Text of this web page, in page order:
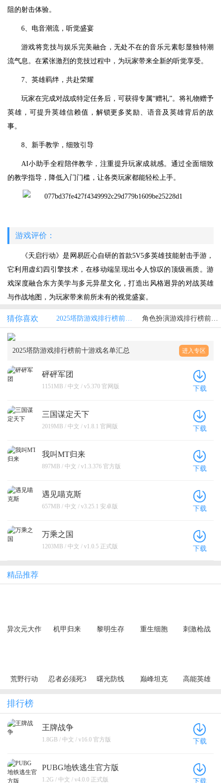
阻的射击体验。
6、电音潮流，听觉盛宴
游戏将竞技与娱乐完美融合，无处不在的音乐元素彰显独特潮
流气息。在紧张激烈的竞技过程中，为玩家带来全新的听觉享受。
7、英雄羁绊，共赴荣耀
玩家在完成对战或特定任务后，可获得专属“赠礼”。将礼物赠予
英雄，可提升英雄信赖值，解锁更多奖励、语音及英雄背后的故
事。
8、新手教学，细致引导
AI小助手全程陪伴教学，注重提升玩家成就感。通过全面细致
的教学指导，降低入门门槛，让各类玩家都能轻松上手。
游戏评价：
《天启行动》是网易匠心自研的首款5V5多英雄技能射击手游，
它利用虚幻四引擎技术，在移动端呈现出令人惊叹的顶级画质。游
戏深度融合东方美学与多元异星文化，打造出风格迥异的对战英雄
与作战地图，为玩家带来前所未有的视觉盛宴。
猜你喜欢 2025塔防游戏排行榜前十游戏名单汇总 角色扮演游戏排行榜前10名
2025塔防游戏排行榜前十游戏名单汇总 进入专区
砰砰军团
1151MB / 中文 / v5.370 官网版 下载
三国谋定天下
2019MB / 中文 / v1.8.1 官网版 下载
我叫MT归来
897MB / 中文 / v1.3.376 官方版 下载
遇见喵克斯
657MB / 中文 / v3.25.1 安卓版 下载
万乘之国
1203MB / 中文 / v1.0.5 正式版 下载
精品推荐
异次元大作
机甲归来
黎明生存
重生细胞 刺激枪战
荒野行动 忍者必须死3 曙光防线 巅峰坦克 高能英雄
排行榜
王牌战争
1.8GB / 中文 / v16.0 官方版 下载
PUBG地铁逃生官方版
1.2G / 中文 / v4.0.0 正式版 下载